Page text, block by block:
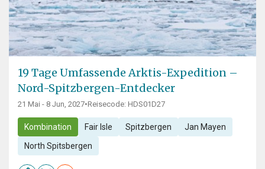
19 Tage Umfassende Arktis-Expedition –
Nord-Spitzbergen-Entdecker
21 Mai - 8 Jun, 2027•Reisecode: HDS01D27
Kombination Fair Isle Spitzbergen Jan Mayen
North Spitsbergen